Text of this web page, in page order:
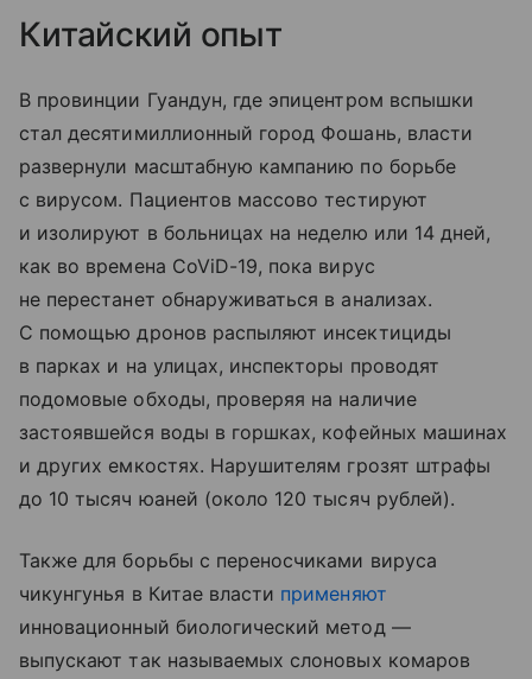
Китайский опыт
В провинции Гуандун, где эпицентром вспышки
стал десятимиллионный город Фошань, власти
развернули масштабную кампанию по борьбе
с вирусом. Пациентов массово тестируют
и изолируют в больницах на неделю или 14 дней,
как во времена CoViD-19, пока вирус
не перестанет обнаруживаться в анализах.
С помощью дронов распыляют инсектициды
в парках и на улицах, инспекторы проводят
подомовые обходы, проверяя на наличие
застоявшейся воды в горшках, кофейных машинах
и других емкостях. Нарушителям грозят штрафы
до 10 тысяч юаней (около 120 тысяч рублей).
Также для борьбы с переносчиками вируса
чикунгунья в Китае власти применяют
инновационный биологический метод —
выпускают так называемых слоновых комаров